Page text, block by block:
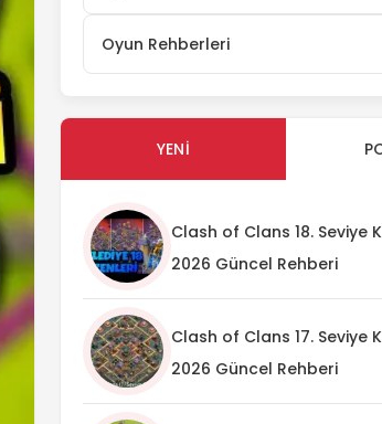
Oyun Rehberleri
YENI
Clash of Clans 18. Seviye
2026 Güncel Rehberi
Clash of Clans 17. Seviye
2026 Güncel Rehberi